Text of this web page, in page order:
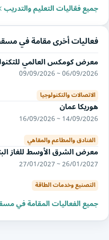
جميع فعّاليات التعليم والتدريب
فعاليات أخرى مقامة في
معرض كومكس العالمي
06/09/2026 ~ 09/09/2026
الاتصالات والتكنولوجيا
هوريكا عمان
14/09/2026 ~ 16/09/2026
الفنادق والمطاعم والمقاهي
معرض الشرق الأوسط للغاز
26/01/2027 ~ 27/01/2027
التصنيع وخدمات الطاقة
جميع الفعاليات المقامة في